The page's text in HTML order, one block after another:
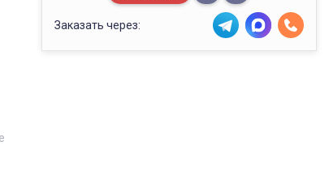
Заказать через: